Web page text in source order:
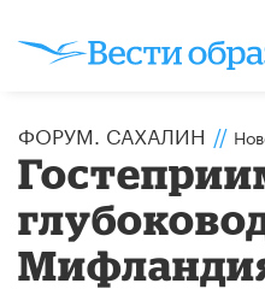
ФОРУМ. САХАЛИН //